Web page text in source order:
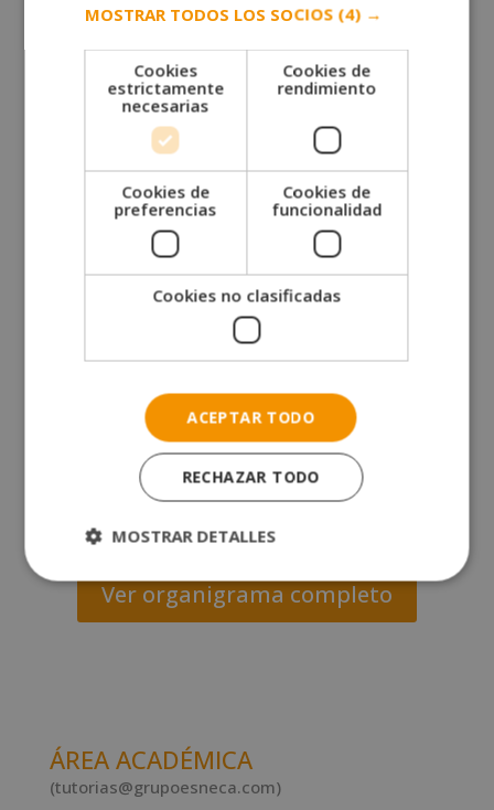
CCO
Ana Lafita
Ver organigrama completo
ÁREA ACADÉMICA
(tutorias@grupoesneca.com)
MOSTRAR TODOS LOS SOCIOS (4) →
Cookies
estrictamente
necesarias
Cookies de
rendimiento
Cookies de
preferencias
Cookies de
funcionalidad
Cookies no clasificadas
ACEPTAR TODO
RECHAZAR TODO
MOSTRAR DETALLES